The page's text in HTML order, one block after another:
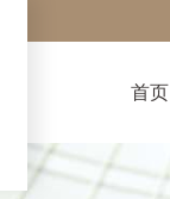
首页